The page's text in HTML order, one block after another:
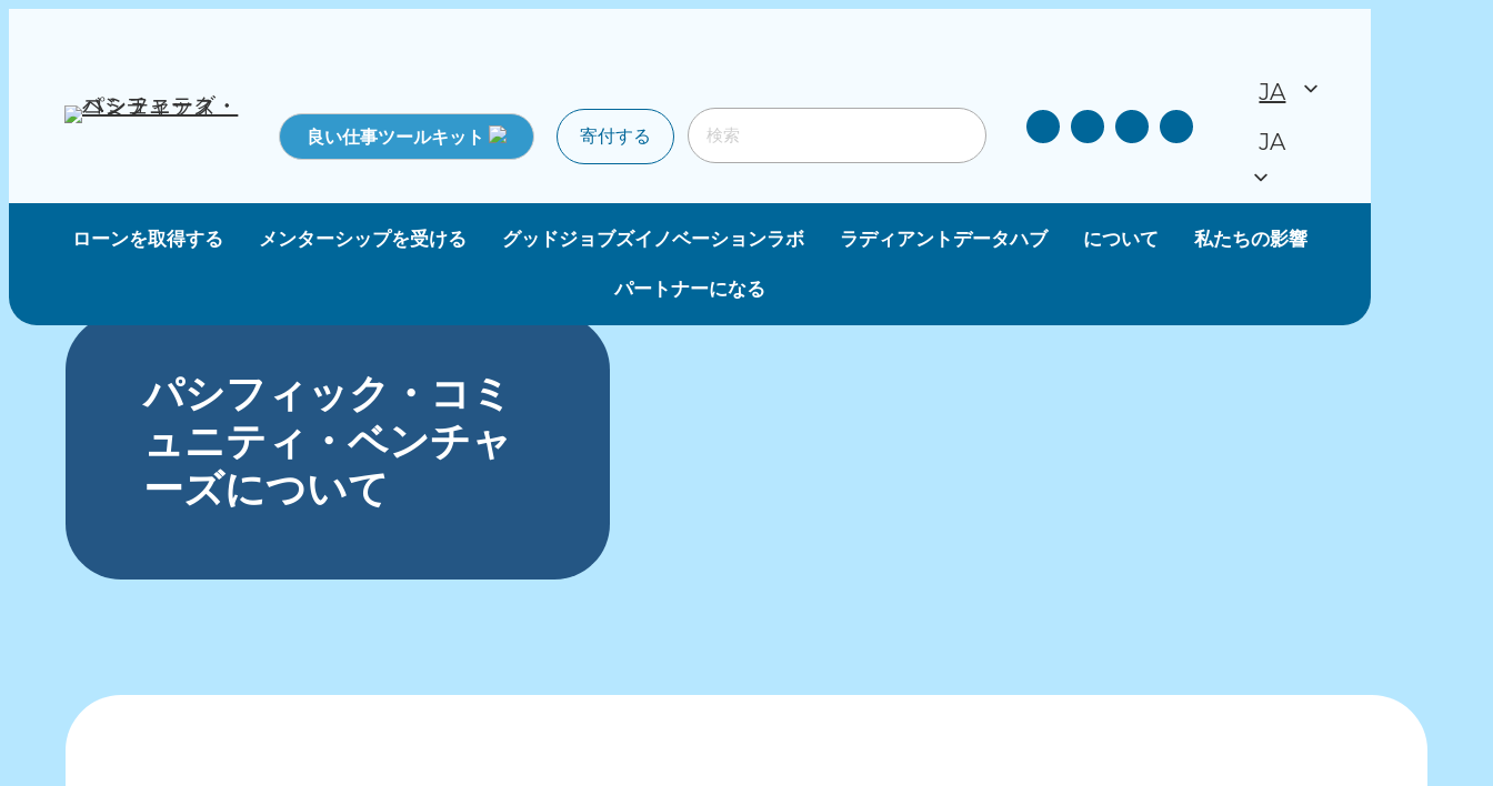
良い仕事ツールキット 寄付する
JA
JA
ローンを取得する メンターシップを受ける グッドジョブズイノベーションラボ ラディアントデータハブ について 私たちの影響
パートナーになる
パシフィック・コミ
ュニティ・ベンチャ
ーズについて